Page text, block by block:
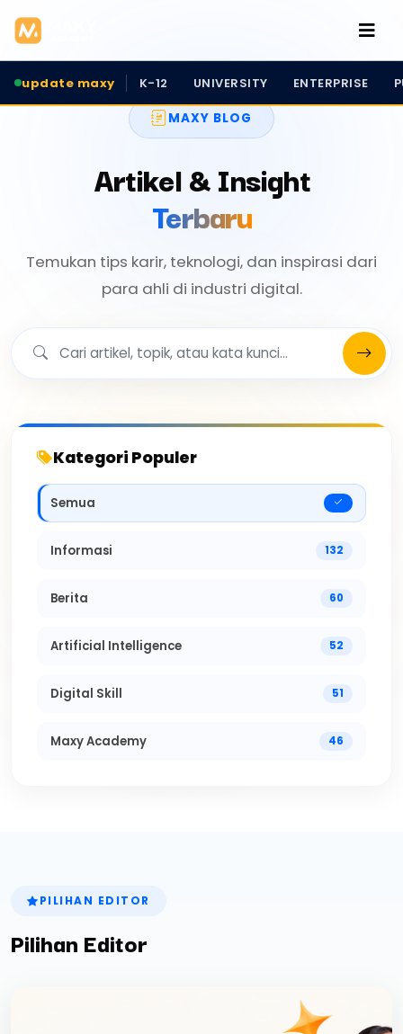
update maxy K-12 UNIVERSITY ENTERPRISE
MAXY BLOG
Artikel & Insight
Terbaru
Temukan tips karir, teknologi, dan inspirasi dari
para ahli di industri digital.
Kategori Populer
Semua
Informasi 132
Berita 60
Artificial Intelligence 52
Digital Skill 51
Maxy Academy 46
PILIHAN EDITOR
Pilihan Editor